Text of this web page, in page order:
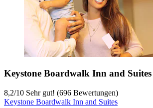
Keystone Boardwalk Inn and Suites
8,2/10 Sehr gut! (696 Bewertungen)
Keystone Boardwalk Inn and Suites